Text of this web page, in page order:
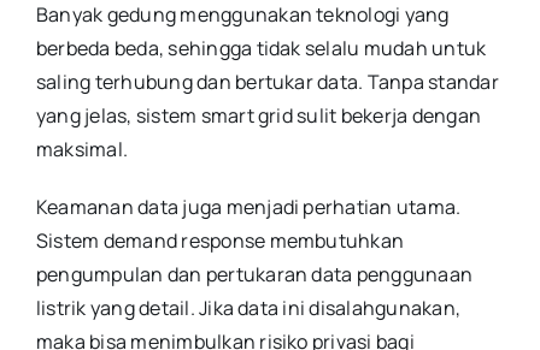
Banyak gedung menggunakan teknologi yang
berbeda beda, sehingga tidak selalu mudah untuk
saling terhubung dan bertukar data. Tanpa standar
yang jelas, sistem smart grid sulit bekerja dengan
maksimal.
Keamanan data juga menjadi perhatian utama.
Sistem demand response membutuhkan
pengumpulan dan pertukaran data penggunaan
listrik yang detail. Jika data ini disalahgunakan,
maka bisa menimbulkan risiko privasi bagi